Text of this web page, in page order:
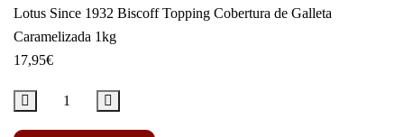
Lotus Since 1932 Biscoff Topping Cobertura de Galleta
Caramelizada 1kg
17,95€